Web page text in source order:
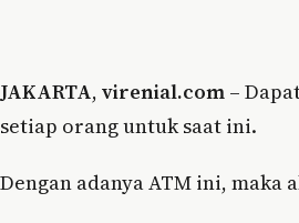
JAKARTA, virenial.com –
setiap orang untuk saat ini.
Dengan adanya ATM ini, maka